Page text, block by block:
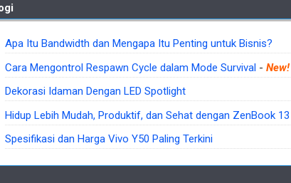
Apa Itu Bandwidth dan Mengapa Itu Penting untuk Bisnis?
Cara Mengontrol Respawn Cycle dalam Mode Survival- New!
Dekorasi Idaman Dengan LED Spotlight
Hidup Lebih Mudah, Produktif, dan Sehat dengan ZenBook 13
Spesifikasi dan Harga Vivo Y50 Paling Terkini